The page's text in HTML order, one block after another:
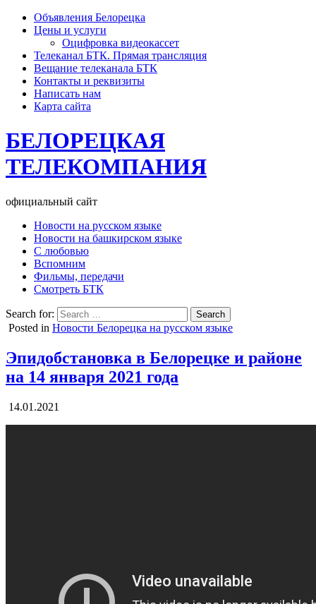
Объявления Белорецка
Цены и услуги
Оцифровка видеокассет
Телеканал БТК. Прямая трансляция
Вещание телеканала БТК
Контакты и реквизиты
Написать нам
Карта сайта
БЕЛОРЕЦКАЯ
ТЕЛЕКОМПАНИЯ
официальный сайт
Новости на русском языке
Новости на башкирском языке
С любовью
Вспомним
Фильмы, передачи
Смотреть БТК
Search for:
Posted in Новости Белорецка на русском языке
Эпидобстановка в Белорецке и районе
на 14 января 2021 года
14.01.2021